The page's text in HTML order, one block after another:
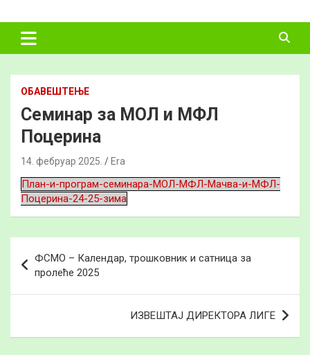
to
content
ФУДБАЛСКИ
САВЕЗ
ВЛАДИМИРЦИ
ОБАВЕШТЕЊЕ
Семинар за МОЛ и МФЛ
Поцерина
14. фебруар 2025. Era
План-и-програм-семинара-МОЛ-МФЛ-Мачва-и-МФЛ-
Поцерина-24-25-зима
чланка
ФСМО – Календар, трошковник и сатница за
пролеће 2025
ИЗВЕШТАЈ ДИРЕКТОРА ЛИГЕ